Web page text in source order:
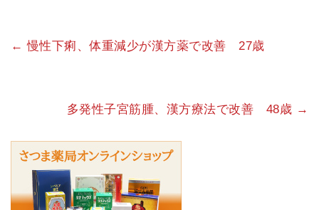
← 慢性下痢、体重減少が漢方薬で改善 27歳
多発性子宮筋腫、漢方療法で改善 48歳 →